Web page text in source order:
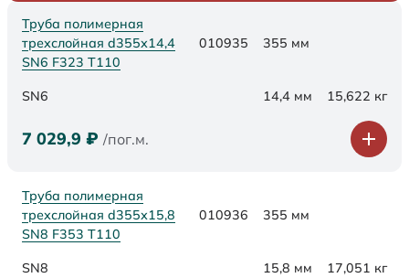
Труба полимерная
трехслойная d355х14,4
SN6 F323 Т110
010935 355 мм
SN6 14,4 мм 15,622 кг
7 029,9 ₽ /пог.м.
Труба полимерная
трехслойная d355х15,8
SN8 F353 Т110
010936 355 мм
SN8 15,8 мм 17,051 кг